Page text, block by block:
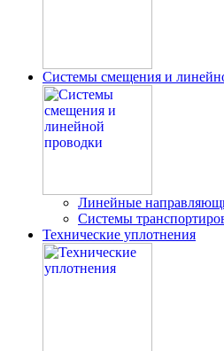
Системы смещения и
Линейные
Системы
Технические уплотнения